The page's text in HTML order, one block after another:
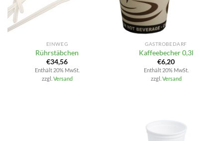
EINWEG
Rührstäbchen
€34,56
Enthält 20% MwSt.
zzgl. Versand
GASTROBEDARF
Kaffeebecher 0,3l
€6,20
Enthält 20% MwSt.
zzgl. Versand